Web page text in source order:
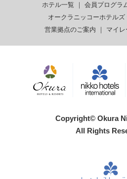
ホテル一覧 ｜ 会員プログラ
オークラニッコーホテルズ
営業拠点のご案内 ｜ マイ
Copyright© Okura
All Rights